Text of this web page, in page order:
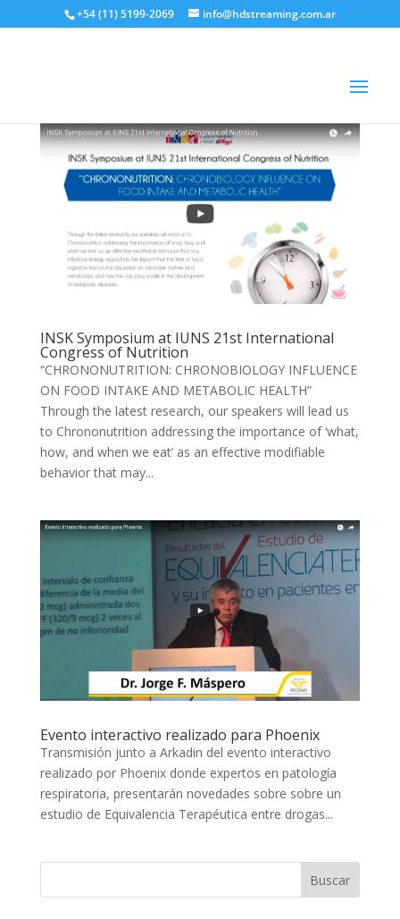
+54 (11) 5199-2069 info@hdstreaming.com.ar
INSK Symposium at IUNS 21st International
Congress of Nutrition
“CHRONONUTRITION: CHRONOBIOLOGY INFLUENCE
ON FOOD INTAKE AND METABOLIC HEALTH”
Through the latest research, our speakers will lead us
to Chrononutrition addressing the importance of ‘what,
how, and when we eat’ as an effective modifiable
behavior that may...
Evento interactivo realizado para Phoenix
Transmisión junto a Arkadin del evento interactivo
realizado por Phoenix donde expertos en patología
respiratoria, presentarán novedades sobre sobre un
estudio de Equivalencia Terapéutica entre drogas...